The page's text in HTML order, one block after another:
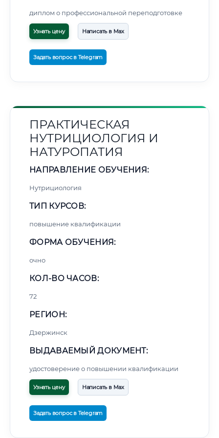
диплом о профессиональной переподготовке
Узнать цену Написать в Max
Задать вопрос в Telegram
ПРАКТИЧЕСКАЯ
НУТРИЦИОЛОГИЯ И
НАТУРОПАТИЯ
НАПРАВЛЕНИЕ ОБУЧЕНИЯ:
Нутрициология
ТИП КУРСОВ:
повышение квалификации
ФОРМА ОБУЧЕНИЯ:
очно
КОЛ-ВО ЧАСОВ:
72
РЕГИОН:
Дзержинск
ВЫДАВАЕМЫЙ ДОКУМЕНТ:
удостоверение о повышении квалификации
Узнать цену Написать в Max
Задать вопрос в Telegram